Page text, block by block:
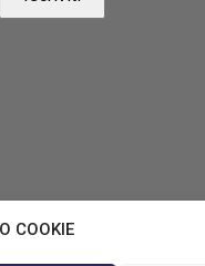
COOKIE